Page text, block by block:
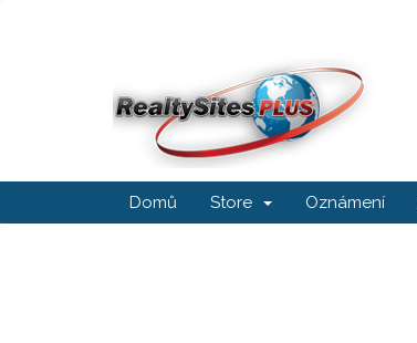
Domů Store Oznámení